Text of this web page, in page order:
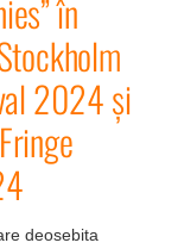
în
2024 și
deosebita